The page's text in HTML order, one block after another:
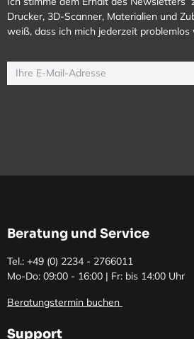
Drucker, 3D-Scanner, Materialien und
weiß, dass ich mich jederzeit
Beratung und Service
Tel.: +49 (0) 2234 - 2766011
Mo-Do: 09:00 - 16:00 | Fr: bis 14:00 Uhr
Beratungstermin buchen
Support